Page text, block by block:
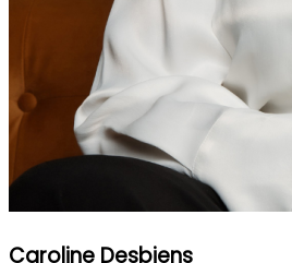
Caroline Desbiens